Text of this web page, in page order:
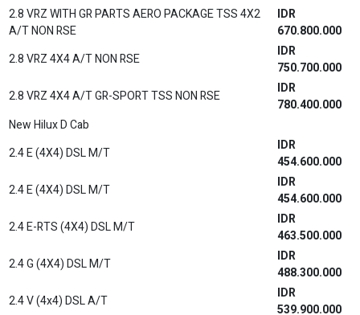
1.5 S M/T GR SPORT
IDR
303.900.000
1.5 S A/T GR SPORT
IDR
314.600.000
IDR
1.5 S M/T GR SPORT 3 Airbags Bitone
IDR
338.100.000
1.5 S CVT GR SPORT 3 Airbags Monotone
IDR
346.500.000
1.5 S CVT GR SPORT 3 Airbags Bitone
IDR
350.500.000
1.5 S CVT GR SPORT 7 Airbags Monotone
IDR
353.400.000
1.5 S CVT GR SPORT 7 Airbags Bitone
IDR
357.400.000